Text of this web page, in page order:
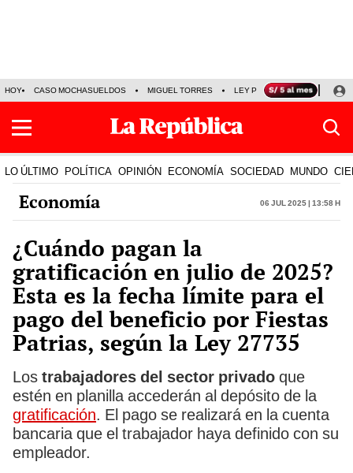
HOY CASO MOCHASUELDOS MIGUEL TORRES LEY PULPÍN PRECIO DEL
LO ÚLTIMO POLÍTICA OPINIÓN ECONOMÍA SOCIEDAD MUNDO
Economía 06 Jul 2025 | 13:58 h
¿Cuándo pagan la
gratificación en julio de 2025?
Esta es la fecha límite para el
pago del beneficio por Fiestas
Patrias, según la Ley 27735
Los trabajadores del sector privado que
estén en planilla accederán al depósito de la
gratificación. El pago se realizará en la cuenta
bancaria que el trabajador haya definido con su
empleador.